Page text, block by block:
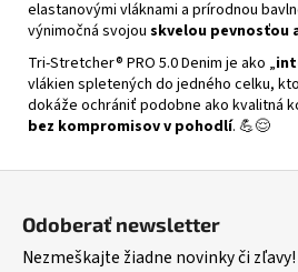
elastanovými vláknami a prírodnou
výnimočná svojou skvelou pevnosťou
Tri-Stretcher® PRO 5.0 Denim je ako „
vlákien spletených do jedného celku,
dokáže ochrániť podobne ako kvalitná
bez kompromisov v pohodlí. 💪😌
Odoberať newsletter
Nezmeškajte žiadne novinky či zľavy!